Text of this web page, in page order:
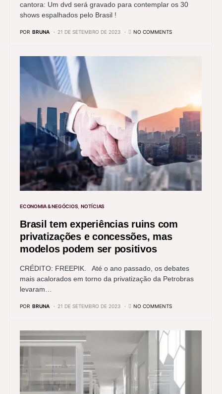
cantora: Um dvd será gravado para contemplar os 30
shows espalhados pelo Brasil !
POR BRUNA 21 DE SETEMBRO DE 2023 NO COMMENTS
ECONOMIA & NEGÓCIOS NOTÍCIAS
Brasil tem experiências ruins com
privatizações e concessões, mas
modelos podem ser positivos
CRÉDITO: FREEPIK. Até o ano passado, os debates
mais acalorados em torno da privatização da Petrobras
levaram…
POR BRUNA 21 DE SETEMBRO DE 2023 NO COMMENTS